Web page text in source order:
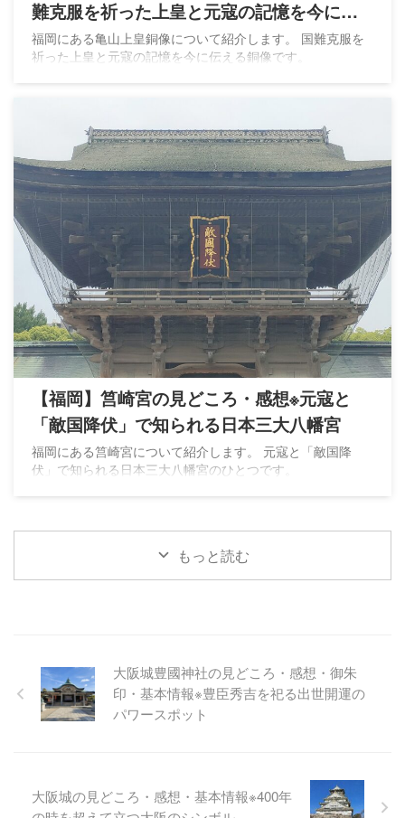
難克服を祈った上皇と元寇の記憶を今に伝
える
福岡にある亀山上皇銅像について紹介します。 国難克服を
祈った上皇と元寇の記憶を今に伝える銅像です。
【福岡】筥崎宮の見どころ・感想※元寇と
「敵国降伏」で知られる日本三大八幡宮
福岡にある筥崎宮について紹介します。 元寇と「敵国降
伏」で知られる日本三大八幡宮のひとつです。
もっと読む
大阪城豊國神社の見どころ・感想・御朱
印・基本情報※豊臣秀吉を祀る出世開運の
パワースポット
大阪城の見どころ・感想・基本情報※400年